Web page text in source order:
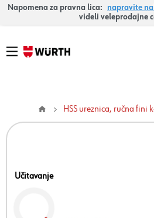
Napomena za pravna lica: napravite
videli veleprodajne
HSS ureznica, ručna fini
Učitavanje